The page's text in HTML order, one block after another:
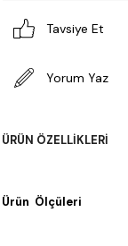
Tavsiye Et
Yorum Yaz
ÜRÜN ÖZELLIKLERI
Ürün Ölçüleri